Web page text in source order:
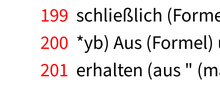
199 schließlich
200 *yb) Aus
201 erhalten (aus "